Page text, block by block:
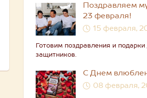
Поздравляем
23 февраля!
15 февраля,
Готовим поздравления и подарки
защитников.
С Днем
08 февраля,